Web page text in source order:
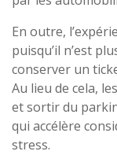
En outre,
puisqu’il n’est
conserver un
Au lieu de cela,
et sortir du
qui accélère
stress.